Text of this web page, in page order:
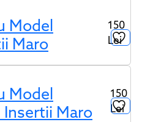
Model
Maro
150
Lei
Model
Insertii Maro
150
Lei